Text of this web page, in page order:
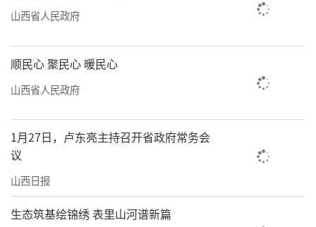
传教育活动。“我将利用莲花落这一特长，用
增强文化自信，为再现‘锦绣太原城’盛景贡
献力量。”史振宇说。
山西省人民政府
顺民心 聚民心 暖民心
山西省人民政府
1月27日，卢东亮主持召开省政府常务会
议
山西日报
生态筑基绘锦绣 表里山河谱新篇